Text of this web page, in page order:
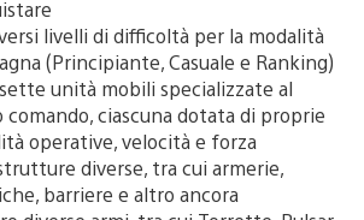
livelli di difficoltà per la modalità
(Principiante, Casuale e Ranking)
unità mobili specializzate al
comando, ciascuna dotata di proprie
operative, velocità e forza
diverse, tra cui armerie,
barriere e altro ancora